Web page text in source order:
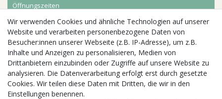
Öffnungszeiten
Aktuelles
Busgruppen
Kindergeburtstage
Kindergartenausflug
Schulklassenausflug
Zwillingsrabatt
Wir verwenden Cookies und ähnliche Technologien auf unserer
Website und verarbeiten personenbezogene Daten von
Besucher:innen unserer Webseite (z.B. IP-Adresse), um z.B.
Inhalte und Anzeigen zu personalisieren, Medien von
Drittanbietern einzubinden oder Zugriffe auf unsere Website zu
analysieren. Die Datenverarbeitung erfolgt erst durch gesetzte
Cookies. Wir teilen diese Daten mit Dritten, die wir in den
Einstellungen benennen.